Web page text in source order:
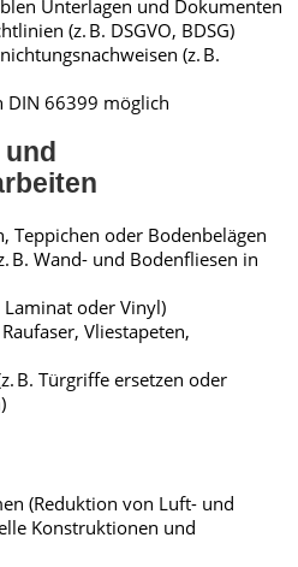
Unterlagen und Dokumenten
(z. B. DSGVO, BDSG)
(z. B.
DIN 66399 möglich
Teppichen oder Bodenbelägen
B. Wand- und Bodenfliesen in
Laminat oder Vinyl)
Vliestapeten,
B. Türgriffe ersetzen oder
(Reduktion von Luft- und
Konstruktionen und